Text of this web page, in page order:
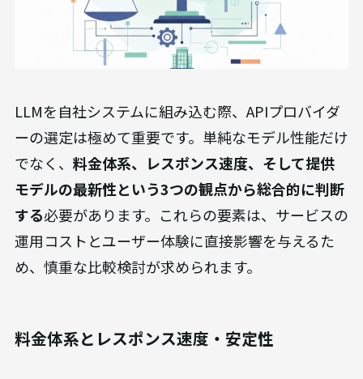
LLMを自社システムに組み込む際、APIプロバイダ
ーの選定は極めて重要です。単純なモデル性能だけ
でなく、 料金体系、レスポンス速度、そして提供
モデルの最新性という3つの観点から総合的に判断
する必要があります。これらの要素は、サービスの
運用コストとユーザー体験に直接影響を与えるた
め、慎重な比較検討が求められます。
料金体系とレスポンス速度・安定性